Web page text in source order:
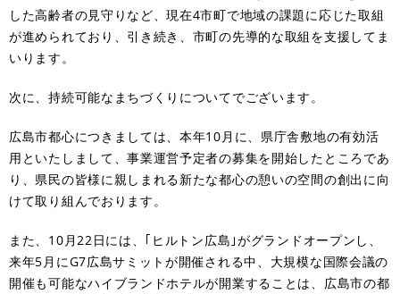
した高齢者の見守りなど、現在4市町で地域の課題に応じた取組
が進められており、引き続き、市町の先導的な取組を支援してま
いります。
次に、持続可能なまちづくりについてでございます。
広島市都心につきましては、本年10月に、県庁舎敷地の有効活
用といたしまして、事業運営予定者の募集を開始したところであ
り、県民の皆様に親しまれる新たな都心の憩いの空間の創出に向
けて取り組んでおります。
また、10月22日には、｢ヒルトン広島｣がグランドオープンし、
来年5月にG7広島サミットが開催される中、大規模な国際会議の
開催も可能なハイブランドホテルが開業することは、広島市の都